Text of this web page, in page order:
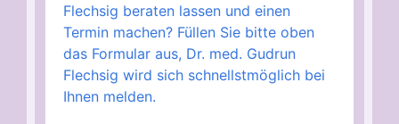
Flechsig beraten lassen und einen
Termin machen? Füllen Sie bitte oben
das Formular aus, Dr. med. Gudrun
Flechsig wird sich schnellstmöglich bei
Ihnen melden.